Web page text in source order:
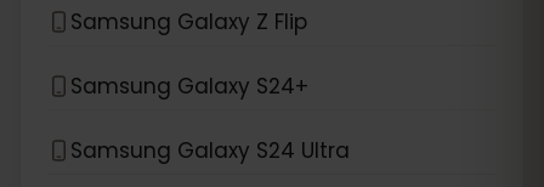
Samsung Galaxy Z Flip
Samsung Galaxy S24+
Samsung Galaxy S24 Ultra